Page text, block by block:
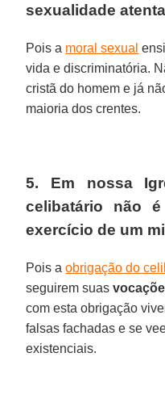
sexualidade
Pois a moral sexual
vida e discriminatória.
cristã do homem e já
maioria dos crentes.
5. Em nossa
celibatário não
exercício de um
Pois aobrigação do
seguirem suas
com esta obrigação
falsas fachadas e se
existenciais.